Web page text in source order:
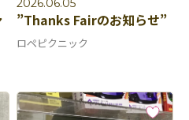
2026.06.05
”Thanks Fairのお知らせ”
ロペピクニック